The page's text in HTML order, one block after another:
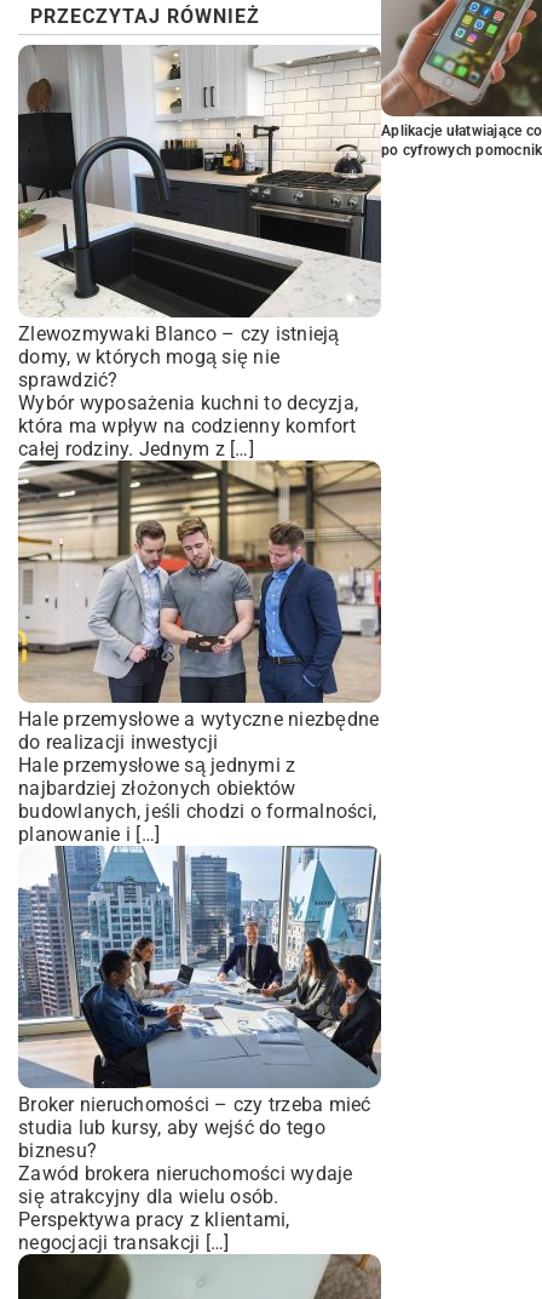
PRZECZYTAJ RÓWNIEŻ
Zlewozmywaki Blanco – czy istnieją
domy, w których mogą się nie
sprawdzić?
Wybór wyposażenia kuchni to decyzja,
która ma wpływ na codzienny komfort
całej rodziny. Jednym z […]
Hale przemysłowe a wytyczne niezbędne
do realizacji inwestycji
Hale przemysłowe są jednymi z
najbardziej złożonych obiektów
budowlanych, jeśli chodzi o formalności,
planowanie i […]
Broker nieruchomości – czy trzeba mieć
studia lub kursy, aby wejść do tego
biznesu?
Zawód brokera nieruchomości wydaje
się atrakcyjny dla wielu osób.
Perspektywa pracy z klientami,
negocjacji transakcji […]
Aplikacje ułatwiające
po cyfrowych